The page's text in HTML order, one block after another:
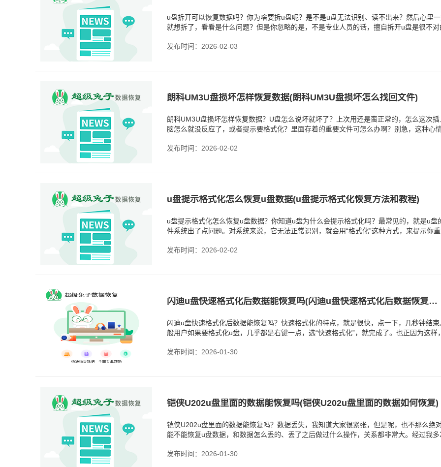
u盘拆开可以恢复数据吗？你为啥要拆u盘呢？是不是u盘无法识别、读不出来？然后心里一
就想拆了，看看是什么问题？但是你忽略的是，不是专业人员的话，擅自拆开u盘是很不对
发布时间：2026-02-03
朗科UM3U盘损坏怎样恢复数据(朗科UM3U盘损坏怎么找回文件)
朗科UM3U盘损坏怎样恢复数据？U盘怎么说坏就坏了？上次用还是蛮正常的，怎么这次插
脑怎么就没反应了，或者提示要格式化？里面存着的重要文件可怎么办啊？别急，这种心情
发布时间：2026-02-02
u盘提示格式化怎么恢复u盘数据(u盘提示格式化恢复方法和教程)
u盘提示格式化怎么恢复u盘数据？你知道u盘为什么会提示格式化吗？最常见的，就是u盘
件系统出了点问题。对系统来说，它无法正常识别，就会用“格式化”这种方式，来提示你重
发布时间：2026-02-02
‌闪迪u盘快速格式化后数据能恢复吗(‌闪迪u盘快速格式化后数据恢复教程)
闪迪u盘快速格式化后数据能恢复吗？快速格式化的特点，就是很快，点一下，几秒钟结束
般用户如果要格式化u盘，几乎都是右键一点，选“快速格式化”，就完成了。也正因为这样
发布时间：2026-01-30
铠侠‌U202u盘里面的数据能恢复吗(铠侠‌U202u盘里面的数据如何恢复)
铠侠‌U202u盘里面的数据能恢复吗？数据丢失，我知道大家很紧张，但是呢，也不那么绝对
能不能恢复u盘数据，和数据怎么丢的、丢了之后做过什么操作，关系都非常大。经过我多
发布时间：2026-01-30